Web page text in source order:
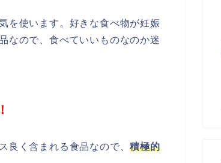
を使います。好きな食べ物が妊娠
なので、食べていいものなのか迷
良く含まれる食品なので、積極的